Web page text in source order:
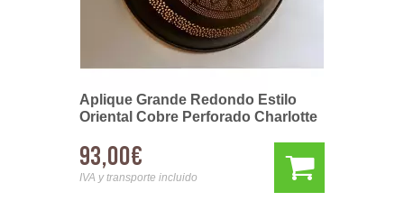
Aplique Grande Redondo Estilo
Oriental Cobre Perforado Charlotte
93,00€
IVA y transporte incluido